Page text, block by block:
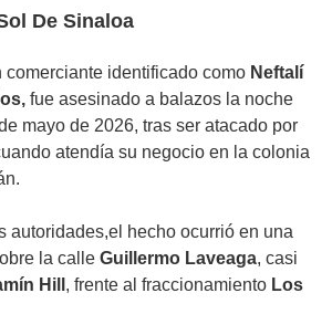
De Sinaloa
comerciante identificado como Neftalí
fue asesinado a balazos la noche
mayo de 2026, tras ser atacado por
atendía su negocio en la colonia
autoridades,el hecho ocurrió en una
la calle Guillermo Laveaga, casi
Hill , frente al fraccionamiento Los